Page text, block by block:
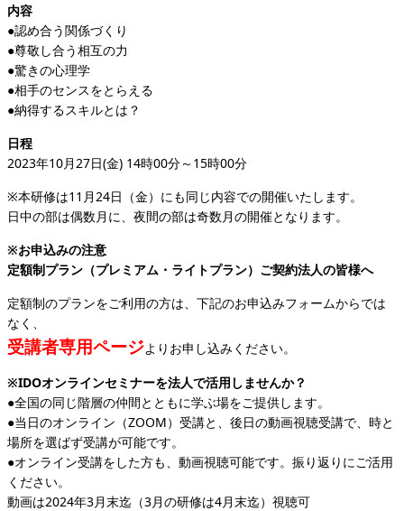
内容
●認め合う関係づくり
●尊敬し合う相互の力
●驚きの心理学
●相手のセンスをとらえる
●納得するスキルとは？
日程
2023年10月27日(金) 14時00分～15時00分
※本研修は11月24日（金）にも同じ内容での開催いたします。
日中の部は偶数月に、夜間の部は奇数月の開催となります。
※お申込みの注意
定額制プラン（プレミアム・ライトプラン）ご契約法人の皆様へ
定額制のプランをご利用の方は、下記のお申込みフォームからでは
なく、
受講者専用ページよりお申し込みください。
※IDOオンラインセミナーを法人で活用しませんか？
●全国の同じ階層の仲間とともに学ぶ場をご提供します。
●当日のオンライン（ZOOM）受講と、後日の動画視聴受講で、時と
場所を選ばず受講が可能です。
●オンライン受講をした方も、動画視聴可能です。振り返りにご活用
ください。
動画は2024年3月末迄（3月の研修は4月末迄）視聴可